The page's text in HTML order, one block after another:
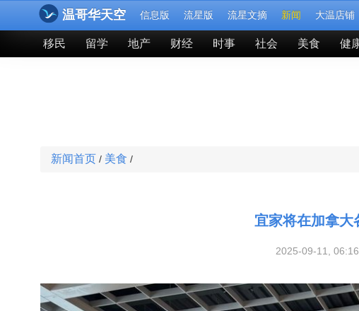
温哥华天空 信息版 流星版 流星文摘 新闻 大温店铺
移民 留学 地产 财经 时事 社会 美食 健
新闻首页 / 美食 /
宜家将在加拿大
2025-09-11,